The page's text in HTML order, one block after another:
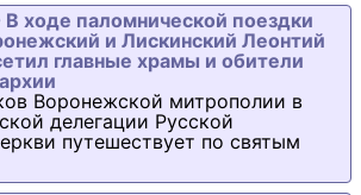
В ходе паломнической поездки
и Лискинский Леонтий
главные храмы и обители
Воронежской митрополии в
делегации Русской
путешествует по святым